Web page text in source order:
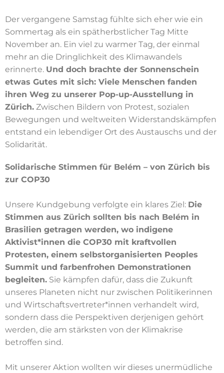
Der vergangene Samstag fühlte sich eher wie ein
Sommertag als ein spätherbstlicher Tag Mitte
November an. Ein viel zu warmer Tag, der einmal
mehr an die Dringlichkeit des Klimawandels
erinnerte. Und doch brachte der Sonnenschein
etwas Gutes mit sich: Viele Menschen fanden
ihren Weg zu unserer Pop-up-Ausstellung in
Zürich. Zwischen Bildern von Protest, sozialen
Bewegungen und weltweiten Widerstandskämpfen
entstand ein lebendiger Ort des Austauschs und der
Solidarität.
Solidarische Stimmen für Belém – von Zürich bis
zur COP30
Unsere Kundgebung verfolgte ein klares Ziel: Die
Stimmen aus Zürich sollten bis nach Belém in
Brasilien getragen werden, wo indigene
Aktivist*innen die COP30 mit kraftvollen
Protesten, einem selbstorganisierten Peoples
Summit und farbenfrohen Demonstrationen
begleiten. Sie kämpfen dafür, dass die Zukunft
unseres Planeten nicht nur zwischen Politikerinnen
und Wirtschaftsvertreter*innen verhandelt wird,
sondern dass die Perspektiven derjenigen gehört
werden, die am stärksten von der Klimakrise
betroffen sind.
Mit unserer Aktion wollten wir dieses unermüdliche